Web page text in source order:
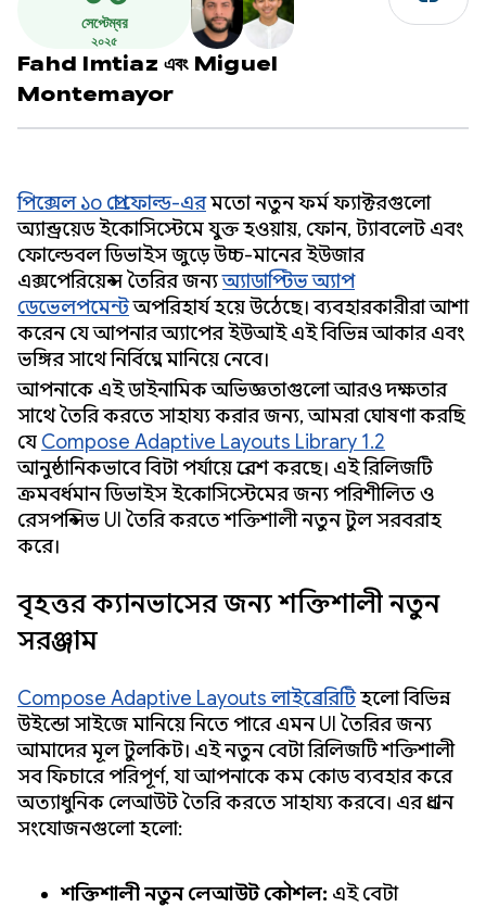
সেপ্টেম্বর
২০২৫
Fahd Imtiaz এবং Miguel
Montemayor
পিক্সেল ১০ প্রো ফোল্ড-এরমতো নতুন ফর্ম ফ্যাক্টরগুলো
অ্যান্ড্রয়েড ইকোসিস্টেমে যুক্ত হওয়ায়, ফোন, ট্যাবলেট এবং
ফোল্ডেবল ডিভাইস জুড়ে উচ্চ-মানের ইউজার
এক্সপেরিয়েন্স তৈরির জন্যঅ্যাডাপ্টিভ অ্যাপ
ডেভেলপমেন্টঅপরিহার্য হয়ে উঠেছে। ব্যবহারকারীরা আশা
করেন যে আপনার অ্যাপের ইউআই এই বিভিন্ন আকার এবং
ভঙ্গির সাথে নির্বিঘ্নে মানিয়ে নেবে।
আপনাকে এই ডাইনামিক অভিজ্ঞতাগুলো আরও দক্ষতার
সাথে তৈরি করতে সাহায্য করার জন্য, আমরা ঘোষণা করছি
যে Compose Adaptive Layouts Library 1.2
আনুষ্ঠানিকভাবে বিটা পর্যায়ে প্রবেশ করছে। এই রিলিজটি
ক্রমবর্ধমান ডিভাইস ইকোসিস্টেমের জন্য পরিশীলিত ও
রেসপন্সিভ UI তৈরি করতে শক্তিশালী নতুন টুল সরবরাহ
করে।
বৃহত্তর ক্যানভাসের জন্য শক্তিশালী নতুন
সরঞ্জাম
Compose Adaptive Layouts লাইব্রেরিটিহলো বিভিন্ন
উইন্ডো সাইজে মানিয়ে নিতে পারে এমন UI তৈরির জন্য
আমাদের মূল টুলকিট। এই নতুন বেটা রিলিজটি শক্তিশালী
সব ফিচারে পরিপূর্ণ, যা আপনাকে কম কোড ব্যবহার করে
অত্যাধুনিক লেআউট তৈরি করতে সাহায্য করবে। এর প্রধান
সংযোজনগুলো হলো:
শক্তিশালী নতুন লেআউট কৌশল: এই বেটা